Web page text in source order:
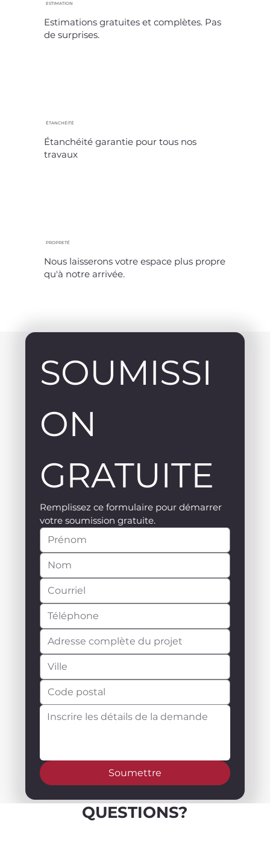
ESTIMATION
Estimations gratuites et complètes. Pas
de surprises.
ÉTANCHÉITÉ
Étanchéité garantie pour tous nos
travaux
PROPRETÉ
Nous laisserons votre espace plus propre
qu'à notre arrivée.​
SOUMISSI
ON
GRATUITE
Remplissez ce formulaire pour démarrer
votre soumission gratuite.
Soumettre
QUESTIONS?